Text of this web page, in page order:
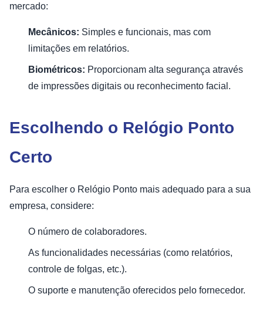
mercado:
Mecânicos: Simples e funcionais, mas com
limitações em relatórios.
Biométricos: Proporcionam alta segurança através
de impressões digitais ou reconhecimento facial.
Escolhendo o Relógio Ponto
Certo
Para escolher o Relógio Ponto mais adequado para a sua
empresa, considere:
O número de colaboradores.
As funcionalidades necessárias (como relatórios,
controle de folgas, etc.).
O suporte e manutenção oferecidos pelo fornecedor.